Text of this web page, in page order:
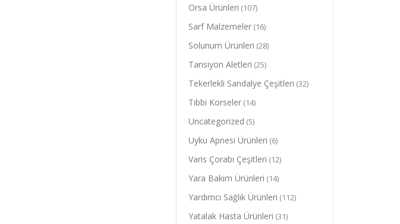
Orsa Ürünleri (107)
Sarf Malzemeler (16)
Solunum Ürünleri (28)
Tansiyon Aletleri (25)
Tekerlekli Sandalye Çeşitleri (32)
Tıbbi Korseler (14)
Uncategorized (5)
Uyku Apnesi Ürünleri (6)
Varis Çorabı Çeşitleri (12)
Yara Bakım Ürünleri (14)
Yardımcı Sağlık Ürünleri (112)
Yatalak Hasta Ürünleri (31)